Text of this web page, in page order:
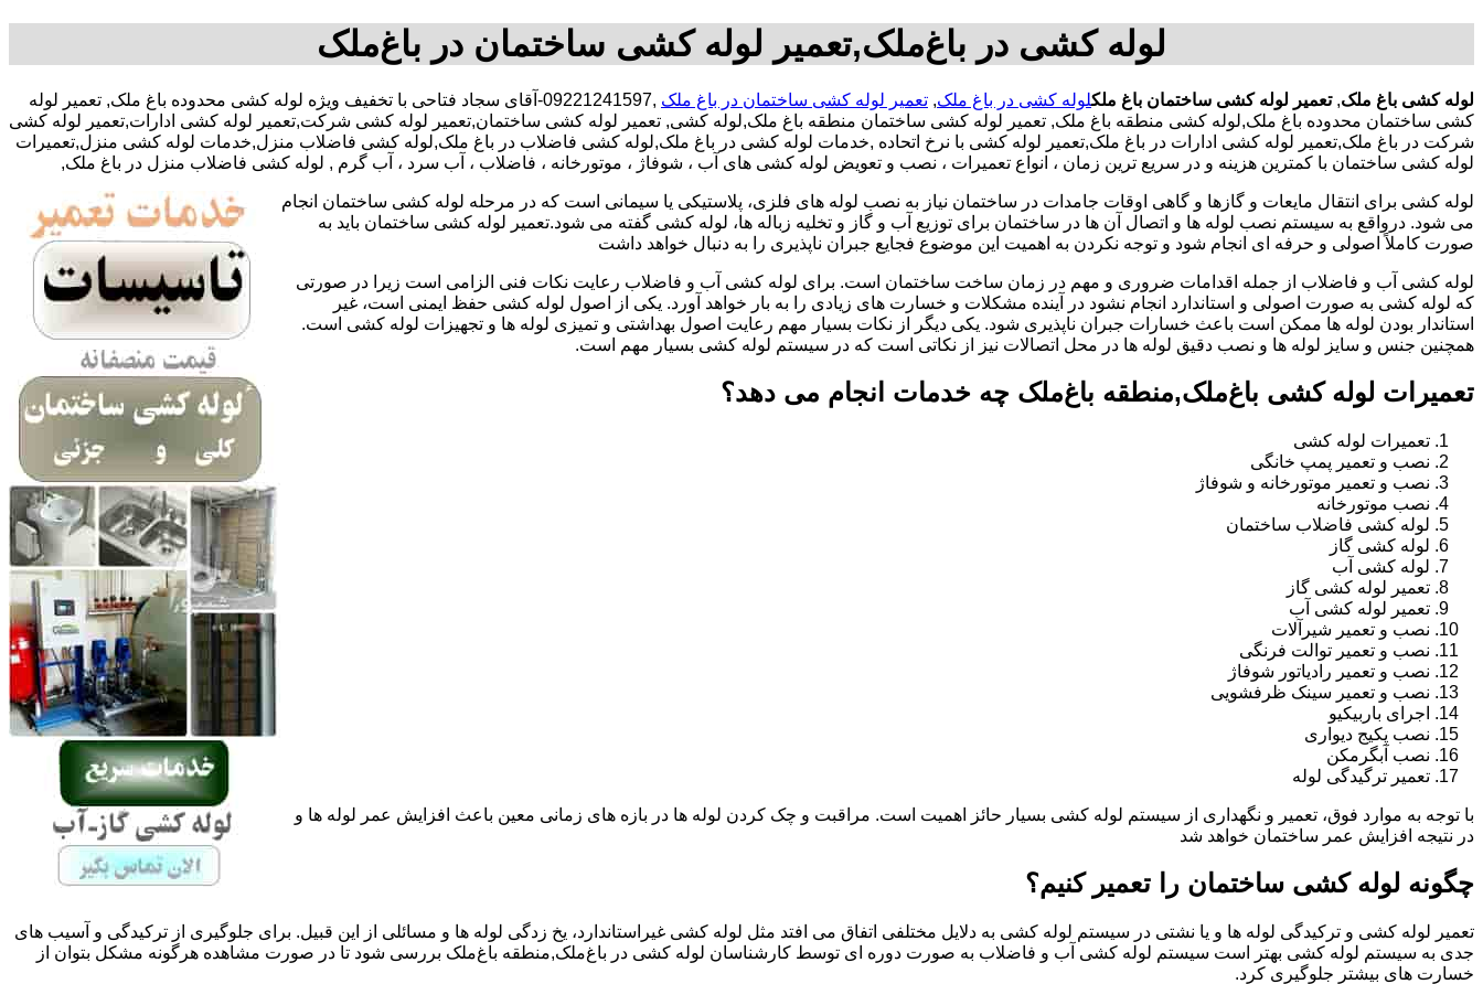
لوله کشی در باغ‌ملک,تعمیر لوله کشی ساختمان در باغ‌ملک
لوله کشی باغ ملک,تعمیر لوله کشی ساختمان باغ ملکلوله کشی در باغ ملک, تعمیر لوله کشی ساختمان در باغ ملک
,09221241597-آقای سجاد فتاحی با تخفیف ویژه لوله کشی محدوده باغ ملک, تعمیر لوله
کشی ساختمان محدوده باغ ملک,لوله کشی منطقه باغ ملک, تعمیر لوله کشی ساختمان منطقه باغ ملک,لوله کشی, تعمیر لوله کشی ساختمان,تعمیر لوله کشی شرکت,تعمیر لوله کشی ادارات,تعمیر لوله کشی
شرکت در باغ ملک,تعمیر لوله کشی ادارات در باغ ملک,تعمیر لوله کشی با نرخ اتحاده ,خدمات لوله کشی در باغ ملک,لوله کشی فاضلاب در باغ ملک,لوله کشی فاضلاب منزل,خدمات لوله کشی منزل,تعمیرات
لوله کشی ساختمان با کمترین هزینه و در سریع ترین زمان ، انواع تعمیرات ، نصب و تعویض لوله کشی های آب ، شوفاژ ، موتورخانه ، فاضلاب ، آب سرد ، آب گرم , لوله کشی فاضلاب منزل در باغ ملک,
لوله کشی برای انتقال مایعات و گازها و گاهی اوقات جامدات در ساختمان نیاز به نصب لوله های فلزی، پلاستیکی یا سیمانی است که در مرحله لوله کشی ساختمان انجام
می شود. درواقع به سیستم نصب لوله ها و اتصال آن ها در ساختمان برای توزیع آب و گاز و تخلیه زباله ها، لوله کشی گفته می شود.تعمیر لوله کشی ساختمان باید به
صورت کاملاً اصولی و حرفه ای انجام شود و توجه نکردن به اهمیت این موضوع فجایع جبران ناپذیری را به دنبال خواهد داشت
لوله کشی آب و فاضلاب از جمله اقدامات ضروری و مهم در زمان ساخت ساختمان است. برای لوله کشی آب و فاضلاب رعایت نکات فنی الزامی است زیرا در صورتی
که لوله کشی به صورت اصولی و استاندارد انجام نشود در آینده مشکلات و خسارت های زیادی را به بار خواهد آورد. یکی از اصول لوله کشی حفظ ایمنی است، غیر
استاندار بودن لوله ها ممکن است باعث خسارات جبران ناپذیری شود. یکی دیگر از نکات بسیار مهم رعایت اصول بهداشتی و تمیزی لوله ها و تجهیزات لوله کشی است.
همچنین جنس و سایز لوله ها و نصب دقیق لوله ها در محل اتصالات نیز از نکاتی است که در سیستم لوله کشی بسیار مهم است.
تعمیرات لوله کشی باغ‌ملک,منطقه باغ‌ملک چه خدمات انجام می دهد؟
تعمیرات لوله کشی
نصب و تعمیر پمپ خانگی
نصب و تعمیر موتورخانه و شوفاژ
نصب موتورخانه
لوله کشی فاضلاب ساختمان
لوله کشی گاز
لوله کشی آب
تعمیر لوله کشی گاز
تعمیر لوله کشی آب
نصب و تعمیر شیرآلات
نصب و تعمیر توالت فرنگی
نصب و تعمیر رادیاتور شوفاژ
نصب و تعمیر سینک ظرفشویی
اجرای باربیکیو
نصب پکیج دیواری
نصب آبگرمکن
تعمیر ترگیدگی لوله
با توجه به موارد فوق، تعمیر و نگهداری از سیستم لوله کشی بسیار حائز اهمیت است. مراقبت و چک کردن لوله ها در بازه های زمانی معین باعث افزایش عمر لوله ها و
در نتیجه افزایش عمر ساختمان خواهد شد
چگونه لوله کشی ساختمان را تعمیر کنیم؟
تعمیر لوله کشی و ترکیدگی لوله ها و یا نشتی در سیستم لوله کشی به دلایل مختلفی اتفاق می افتد مثل لوله کشی غیراستاندارد، یخ زدگی لوله ها و مسائلی از این قبیل. برای جلوگیری از ترکیدگی و آسیب های
جدی به سیستم لوله کشی بهتر است سیستم لوله کشی آب و فاضلاب به صورت دوره ای توسط کارشناسان لوله کشی در باغ‌ملک,منطقه باغ‌ملک بررسی شود تا در صورت مشاهده هرگونه مشکل بتوان از
خسارت های بیشتر جلوگیری کرد.